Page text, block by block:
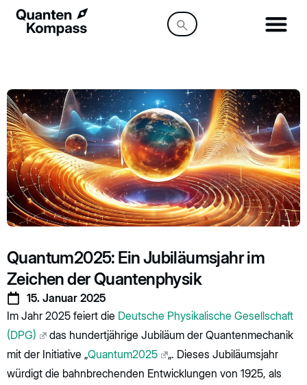
Quantum2025: Ein Jubiläumsjahr im
Zeichen der Quantenphysik
15. Januar 2025
Im Jahr 2025 feiert die Deutsche Physikalische Gesellschaft
(DPG)
das hundertjährige Jubiläum der Quantenmechanik
mit der Initiative „Quantum2025
„. Dieses Jubiläumsjahr
würdigt die bahnbrechenden Entwicklungen von 1925, als